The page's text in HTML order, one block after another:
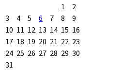
1
2
3
4 5 6 7 8
9
10 11 12 13 14 15 16
17 18 19 20 21 22 23
24 25 26 27 28 29 30
31